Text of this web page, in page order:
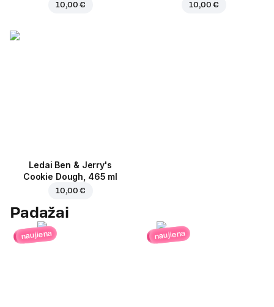
10,00 € 10,00 €
Ledai Ben & Jerry's
Cookie Dough, 465 ml
10,00 €
Padažai
naujiena naujiena